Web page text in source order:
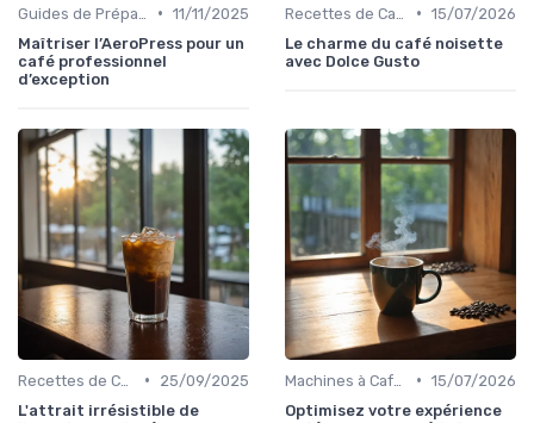
• 11/11/2025
Maîtriser l’AeroPress pour un
café professionnel
d’exception
• 15/07/2026
Le charme du café noisette
avec Dolce Gusto
•
25/09/2025
L'attrait irrésistible de
• 15/07/2026
Optimisez votre expérience